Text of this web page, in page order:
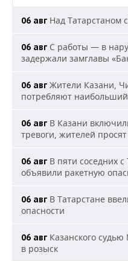
06 авг Над Татарстаном
06 авг С работы — в
задержали замглавы
06 авг Жители Казани,
потребляют
06 авг В Казани
тревоги, жителей
06 авг В пяти соседних
объявили ракетную
06 авг В Татарстане
опасности
06 авг Казанского
в розыск